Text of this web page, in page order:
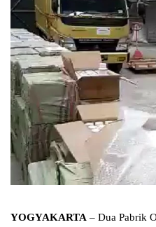
YOGYAKARTA – Dua Pabrik